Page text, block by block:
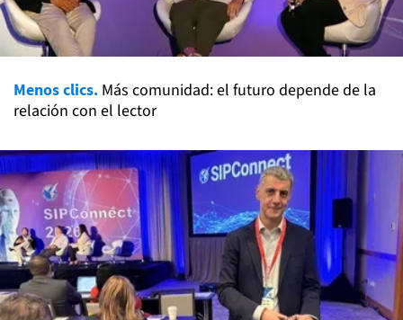
Menos clics. Más comunidad: el futuro depende de la
relación con el lector